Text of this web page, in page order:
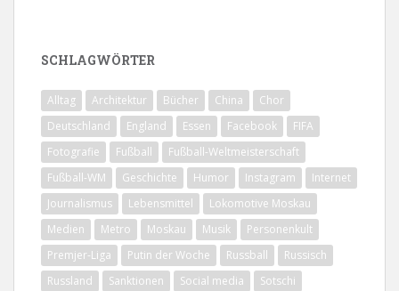
SCHLAGWÖRTER
Alltag Architektur Bücher China
Chor
Deutschland
England Essen Facebook
FIFA
Fotografie
Fußball
Fußball-Weltmeisterschaft
Fußball-WM
Geschichte Humor Instagram
Internet
Journalismus
Lebensmittel
Lokomotive Moskau
Medien
Metro Moskau Musik
Personenkult
Premjer-Liga
Putin der Woche Russball
Russisch
Russland
Sanktionen Social media
Sotschi